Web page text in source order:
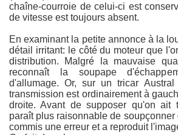
chaîne-courroie de celui-ci est
de vitesse est toujours absent.
En examinant la petite annonce à la
détail irritant: le côté du moteur que
distribution. Malgré la mauvaise
reconnaît la soupape
d'allumage. Or, sur un tricar
transmission est ordinairement à
droite. Avant de supposer qu'on ait
paraît plus raisonnable de soupçonner
commis une erreur et a reproduit